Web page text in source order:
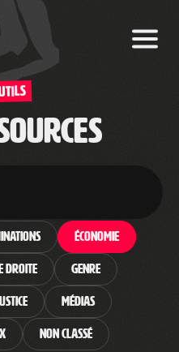
Économie
droite Genre
Médias
Non classé